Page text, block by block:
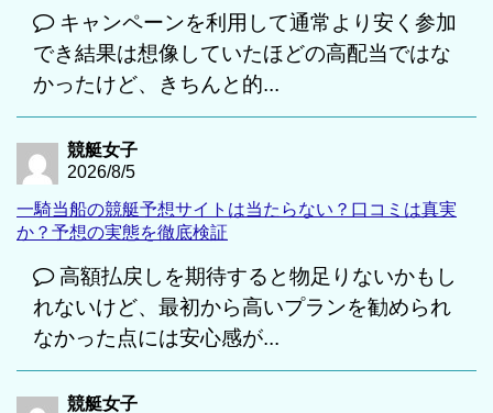
キャンペーンを利用して通常より安く参加
でき結果は想像していたほどの高配当ではな
かったけど、きちんと的...
競艇女子
2026/8/5
一騎当船の競艇予想サイトは当たらない？口コミは真実
か？予想の実態を徹底検証
高額払戻しを期待すると物足りないかもし
れないけど、最初から高いプランを勧められ
なかった点には安心感が...
競艇女子